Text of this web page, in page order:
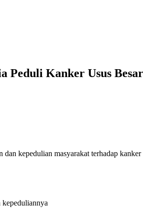
Peduli Kanker Usus Besar
kepedulian masyarakat terhadap
kepeduliannya